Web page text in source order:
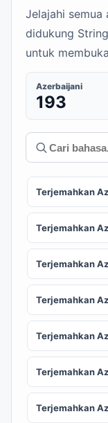
Jelajahi semua
didukung
untuk
Azerbaijani
193
Terjemahkan
Terjemahkan
Terjemahkan
Terjemahkan
Terjemahkan
Terjemahkan
Terjemahkan